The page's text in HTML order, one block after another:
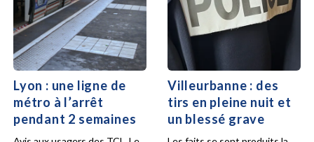
Lyon : une ligne de
métro à l’arrêt
pendant 2 semaines
Villeurbanne : des
tirs en pleine nuit et
un blessé grave